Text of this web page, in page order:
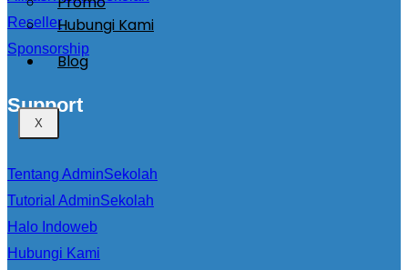
Hubungi Kami
Blog
X
Reseller
Sponsorship
Support
Tentang AdminSekolah
Tutorial AdminSekolah
Halo Indoweb
Hubungi Kami